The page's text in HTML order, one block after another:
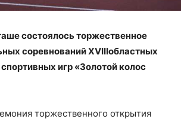
состоялось торжественное
соревнований XVIIIобластных
игр «Золотой колос
торжественного открытия